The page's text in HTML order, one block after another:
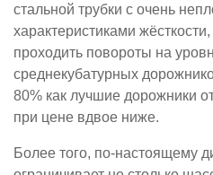
стальной трубки с очень
характеристиками
проходить повороты на
среднекубатурных
80% как лучшие дорожники
при цене вдвое ниже.
Более того, по-настоящему